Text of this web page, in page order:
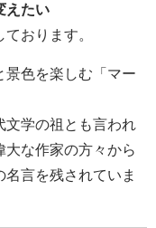
えたい
おります。
景色を楽しむ「マー
文学の祖とも言われ
大な作家の方々から
言を残されていま